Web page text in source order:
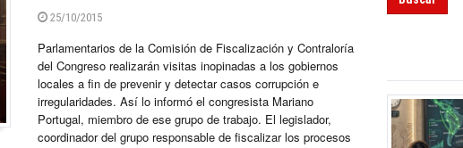
25/10/2015
Parlamentarios de la Comisión de Fiscalización y Contraloría
del Congreso realizarán visitas inopinadas a los gobiernos
locales a fin de prevenir y detectar casos corrupción e
irregularidades. Así lo informó el congresista Mariano
Portugal, miembro de ese grupo de trabajo. El legislador,
coordinador del grupo responsable de fiscalizar los procesos